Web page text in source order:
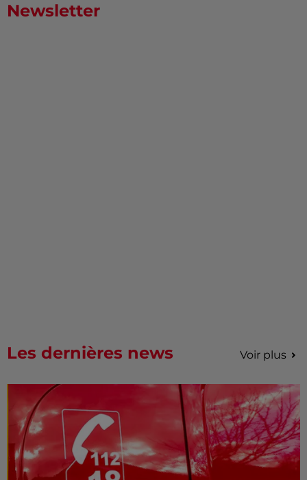
Newsletter
Les dernières news Voir plus